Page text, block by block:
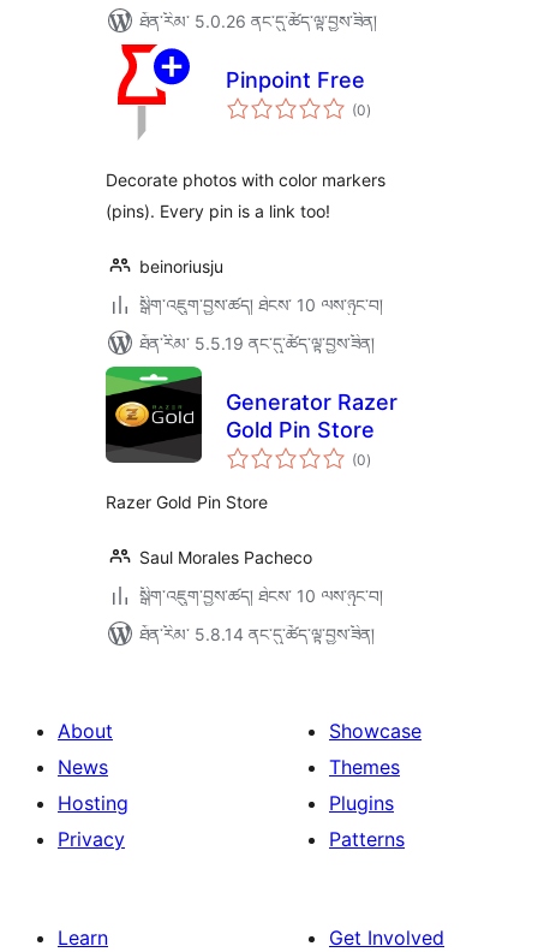
ཐོན་རིམ་ 5.0.26 ནང་དུ་ཚོད་ལྟ་བྱས་ཟིན།
Pinpoint Free
(0གདེང་
འཇོག་
)
Decorate photos with color markers
(pins). Every pin is a link too!
beinoriusju
སྒྲིག་འཇུག་བྱས་ཚད། ཐེངས་ 10 ལས་ཉུང་བ།
ཐོན་རིམ་ 5.5.19 ནང་དུ་ཚོད་ལྟ་བྱས་ཟིན།
Generator Razer
Gold Pin Store
(0གདེང་
འཇོག་
)
Razer Gold Pin Store
Saul Morales Pacheco
སྒྲིག་འཇུག་བྱས་ཚད། ཐེངས་ 10 ལས་ཉུང་བ།
ཐོན་རིམ་ 5.8.14 ནང་དུ་ཚོད་ལྟ་བྱས་ཟིན།
About
News
Hosting
Privacy
Showcase
Themes
Plugins
Patterns
Learn
Get Involved